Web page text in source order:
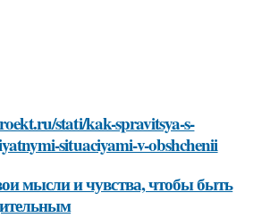
stati/kak-spravitsya-s-
situaciyami-v-obshchenii
мысли и чувства, чтобы быть